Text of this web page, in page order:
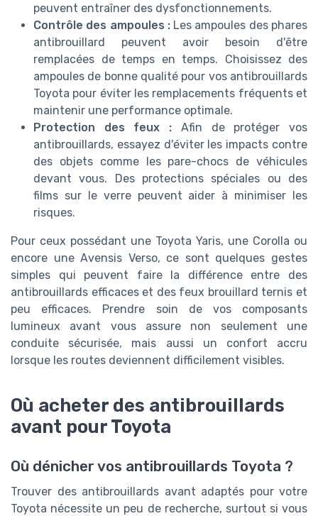
peuvent entraîner des dysfonctionnements.
Contrôle des ampoules :Les ampoules des phares
antibrouillard peuvent avoir besoin d'être
remplacées de temps en temps. Choisissez des
ampoules de bonne qualité pour vos antibrouillards
Toyota pour éviter les remplacements fréquents et
maintenir une performance optimale.
Protection des feux : Afin de protéger vos
antibrouillards, essayez d'éviter les impacts contre
des objets comme les pare-chocs de véhicules
devant vous. Des protections spéciales ou des
films sur le verre peuvent aider à minimiser les
risques.
Pour ceux possédant une Toyota Yaris, une Corolla ou
encore une Avensis Verso, ce sont quelques gestes
simples qui peuvent faire la différence entre des
antibrouillards efficaces et des feux brouillard ternis et
peu efficaces. Prendre soin de vos composants
lumineux avant vous assure non seulement une
conduite sécurisée, mais aussi un confort accru
lorsque les routes deviennent difficilement visibles.
Où acheter des antibrouillards
avant pour Toyota
Où dénicher vos antibrouillards Toyota ?
Trouver des antibrouillards avant adaptés pour votre
Toyota nécessite un peu de recherche, surtout si vous